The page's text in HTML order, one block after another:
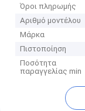
Όροι πληρωμής
Αριθμό μοντέλου
Μάρκα
Πιστοποίηση
Ποσότητα
παραγγελίας min